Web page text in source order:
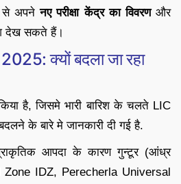
से अपनेनए परीक्षा केंद्र का विवरणऔर
देख सकते हैं।
क्यों बदला जा रहा
किया है, जिसमे भारी बारिश के चलते LIC
के बारे मे जानकारी दी गई है.
आपदा के कारण गुन्टूर (आंध्र
Zone IDZ, Perecherla Universal